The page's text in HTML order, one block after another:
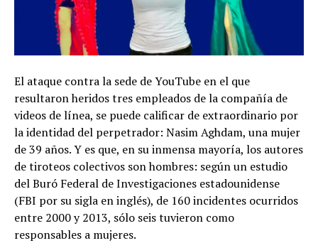
El ataque contra la sede de YouTube en el que
resultaron heridos tres empleados de la compañía de
videos de línea, se puede calificar de extraordinario por
la identidad del perpetrador: Nasim Aghdam, una mujer
de 39 años. Y es que, en su inmensa mayoría, los autores
de tiroteos colectivos son hombres: según un estudio
del Buró Federal de Investigaciones estadounidense
(FBI por su sigla en inglés), de 160 incidentes ocurridos
entre 2000 y 2013, sólo seis tuvieron como
responsables a mujeres.